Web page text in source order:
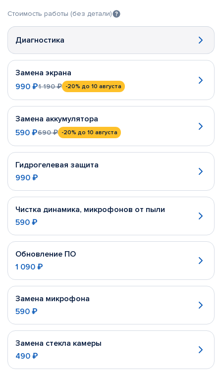
Стоимость работы (без детали)
Диагностика
Замена экрана
990 ₽1 190 ₽ -20% до 10 августа
Замена аккумулятора
590 ₽690 ₽ -20% до 10 августа
Гидрогелевая защита
990 ₽
Чистка динамика, микрофонов от пыли
590 ₽
Обновление ПО
1 090 ₽
Замена микрофона
590 ₽
Замена стекла камеры
490 ₽